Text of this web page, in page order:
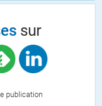
sur
publication